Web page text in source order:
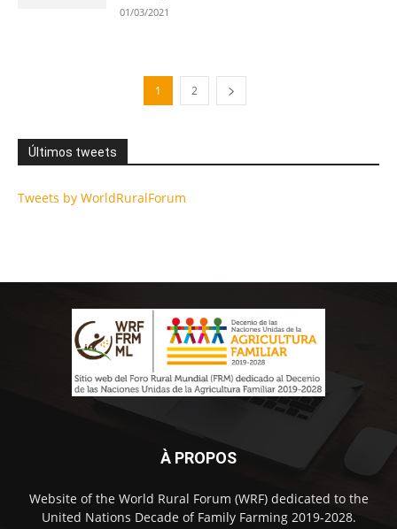
01/03/2021
1 2
Últimos tweets
Tweets by WorldRuralForum
À PROPOS
Website of the World Rural Forum (WRF) dedicated to the
United Nations Decade of Family Farming 2019-2028.